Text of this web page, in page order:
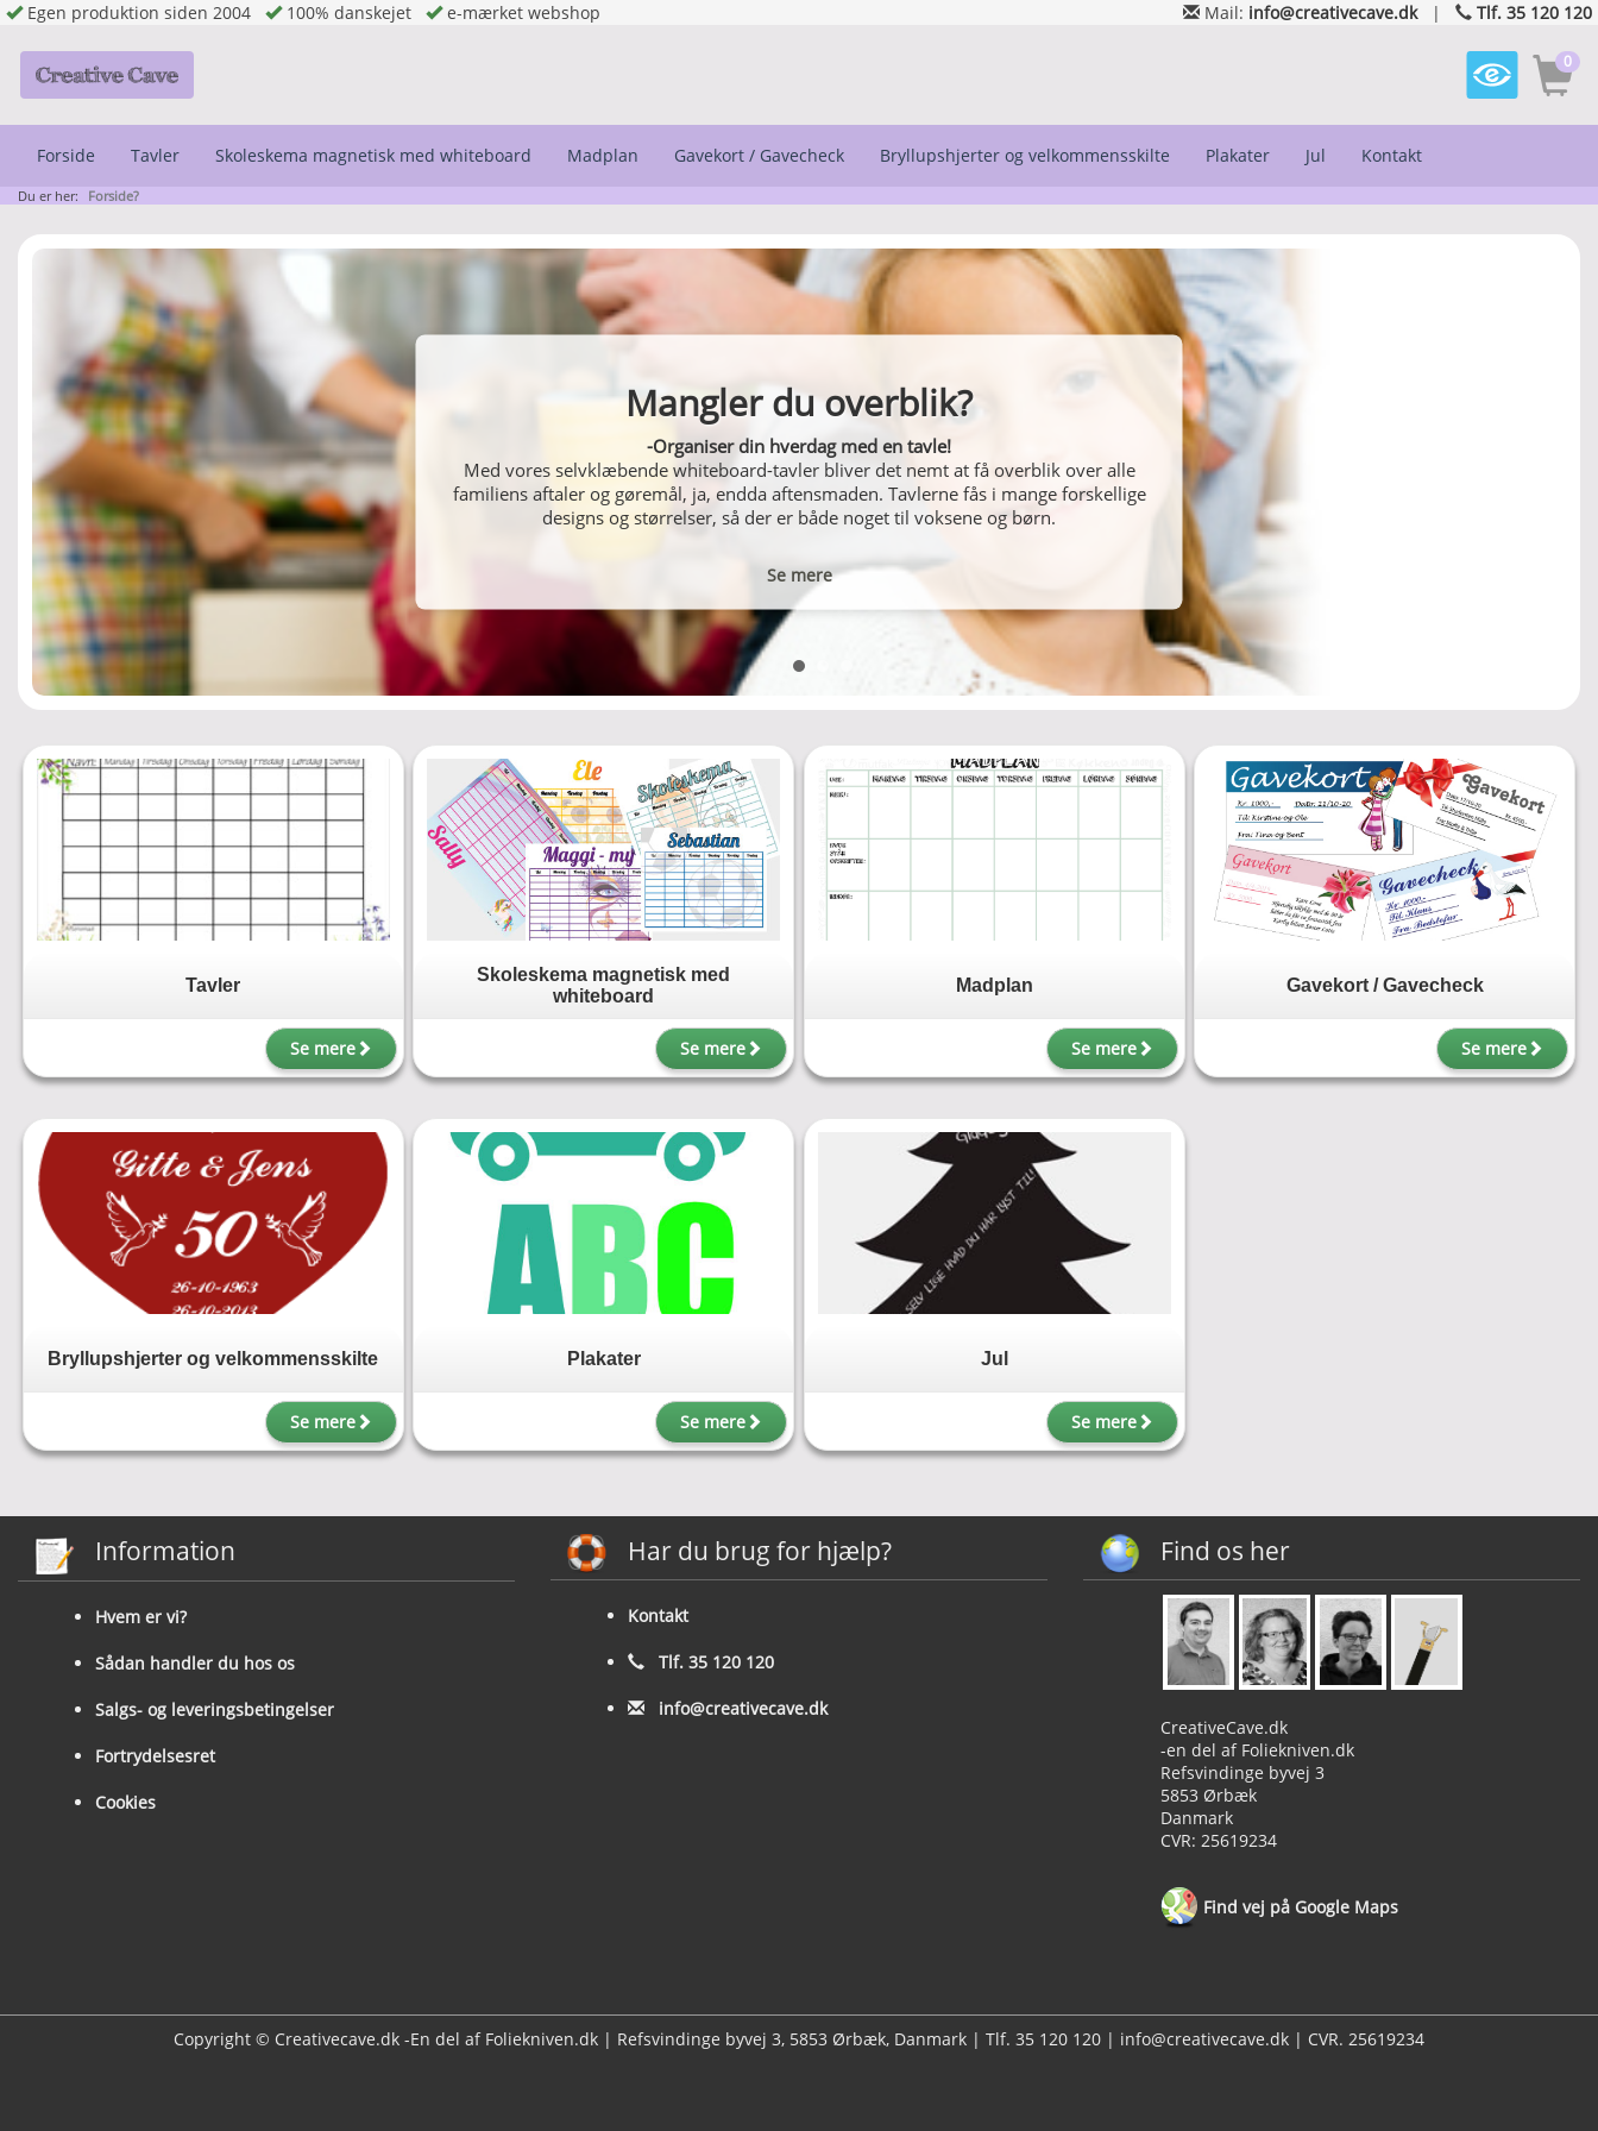
Egen produktion siden 2004 100% danskejet e-mærket webshop Mail: info@creativecave.dk| Tlf. 35 120 120
0
Forside Tavler Skoleskema magnetisk med whiteboard Madplan Gavekort / Gavecheck Bryllupshjerter og velkommensskilte Plakater Jul Kontakt
Du er her: Forside?
Mangler du overblik?
-Organiser din hverdag med en tavle!
Med vores selvklæbende whiteboard-tavler bliver det nemt at få overblik over alle
familiens aftaler og gøremål, ja, endda aftensmaden. Tavlerne fås i mange forskellige
designs og størrelser, så der er både noget til voksene og børn.
Se mere
Tavler
Se mere
Skoleskema magnetisk med
whiteboard
Se mere
Madplan
Se mere
Gavekort / Gavecheck
Se mere
Bryllupshjerter og velkommensskilte
Se mere
Plakater
Se mere
Jul
Se mere
Information
Hvem er vi?
Sådan handler du hos os
Salgs- og leveringsbetingelser
Fortrydelsesret
Cookies
Har du brug for hjælp?
Kontakt
Tlf. 35 120 120
info@creativecave.dk
Find os her
CreativeCave.dk
-en del af Foliekniven.dk
Refsvindinge byvej 3
5853 Ørbæk
Danmark
CVR: 25619234
Find vej på Google Maps
Copyright © Creativecave.dk -En del af Foliekniven.dk | Refsvindinge byvej 3, 5853 Ørbæk, Danmark | Tlf. 35 120 120 | info@creativecave.dk | CVR. 25619234